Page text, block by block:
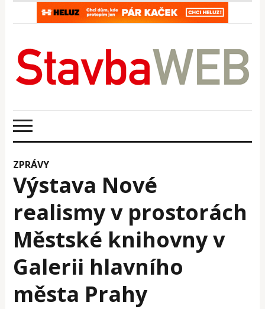
ZPRÁVY
Výstava Nové
realismy v prostorách
Městské knihovny v
Galerii hlavního
města Prahy